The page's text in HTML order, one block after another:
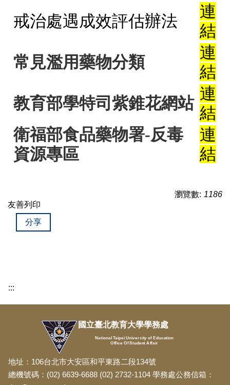
戒治處遇成效評估辦法
連
結
常見濫用藥物分類
連
結
教育部學特司紫錐花網站
連
結
衛福部食品藥物署-反毒
資源專區
連
結
瀏覽數: 1186
友善列印
分享
:::
國立臺北教育大學學務處
National Taipei University of Education
Office Of Student Affair
地址：106台北市大安區和平東路二段134號
總機號碼：(02) 6639-6688 (02) 2732-1104 學務處公務信箱：